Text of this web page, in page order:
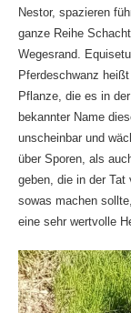
Nestor, spazieren
ganze Reihe
Wegesrand.
Pferdeschwanz
Pflanze, die es in
bekannter Name
unscheinbar und
über Sporen, als
geben, die in der Tat
sowas machen
eine sehr wertvolle